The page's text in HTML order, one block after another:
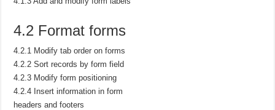
4.2 Format forms
4.2.1 Modify tab order on forms
4.2.2 Sort records by form field
4.2.3 Modify form positioning
4.2.4 Insert information in form
headers and footers